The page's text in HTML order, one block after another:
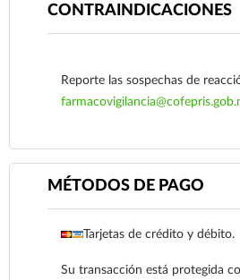
CONTRAINDICACIONES
Reporte las sospechas de
Ver
MÉTODOS DE PAGO
Tarjetas de crédito y débito.
Su transacción está protegida